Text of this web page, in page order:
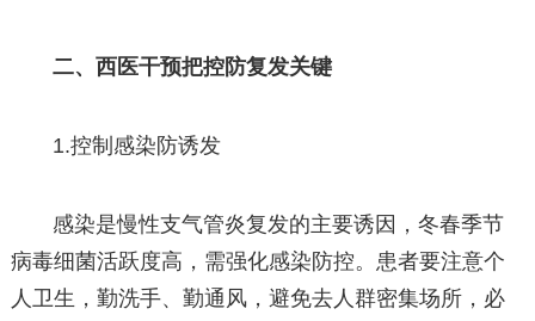
二、西医干预把控防复发关键
1.控制感染防诱发
感染是慢性支气管炎复发的主要诱因，冬春季节
病毒细菌活跃度高，需强化感染防控。患者要注意个
人卫生，勤洗手、勤通风，避免去人群密集场所，必